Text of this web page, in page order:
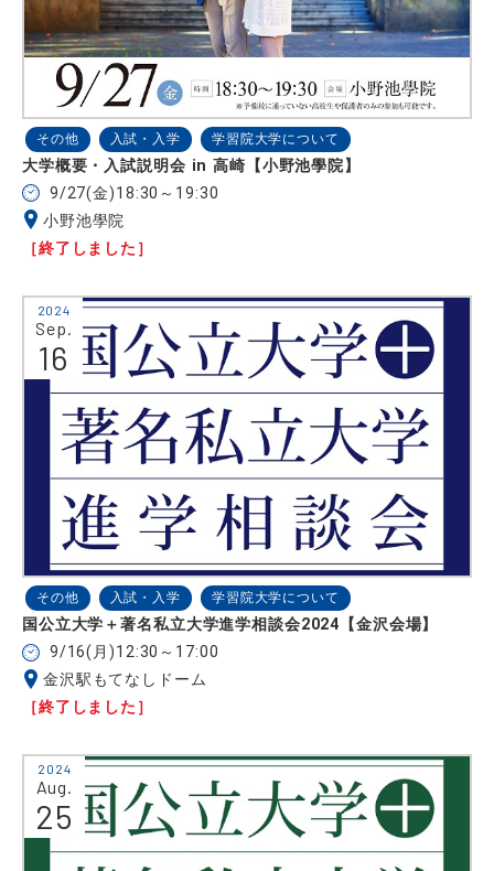
その他 入試・入学 学習院大学について
大学概要・入試説明会 in 高崎【小野池學院】
9/27(金)18:30～19:30
小野池學院
［終了しました］
2024
Sep.
16
その他 入試・入学 学習院大学について
国公立大学＋著名私立大学進学相談会2024【金沢会場】
9/16(月)12:30～17:00
金沢駅もてなしドーム
［終了しました］
2024
Aug.
25